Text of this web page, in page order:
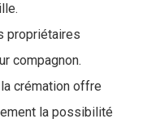
propriétaires
compagnon.
crémation offre
la possibilité